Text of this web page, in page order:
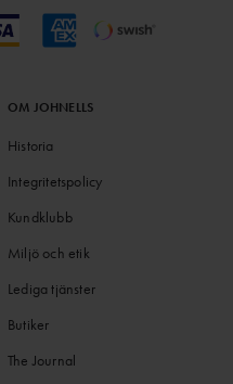
OM JOHNELLS
Historia
Integritetspolicy
Kundklubb
Miljö och etik
Lediga tjänster
Butiker
The Journal